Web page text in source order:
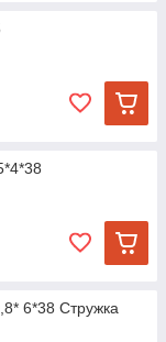
6*38 Стружка